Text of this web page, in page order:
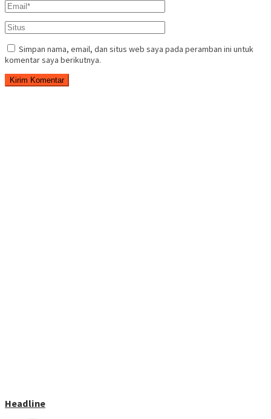
Simpan nama, email, dan situs web saya pada peramban ini untuk
komentar saya berikutnya.
Headline